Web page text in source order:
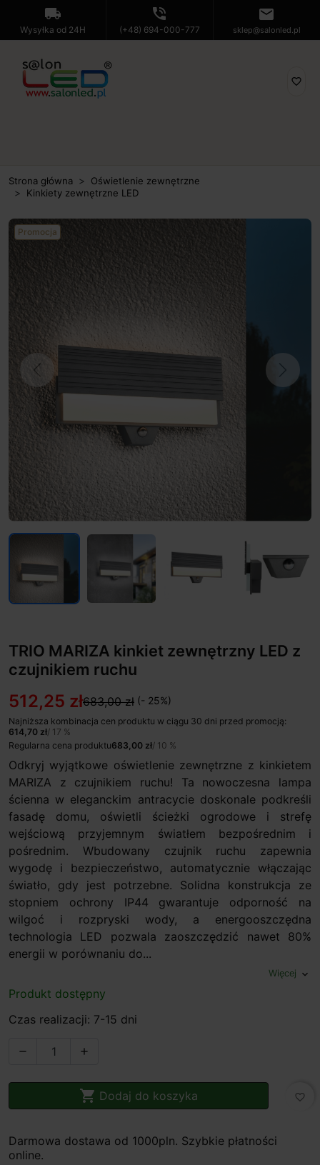
local_shipping
Wysyłka od 24H
phone_in_talk
(+48) 694-000-777
mail
sklep@salonled.pl
favorite_border
Strona główna
Oświetlenie zewnętrzne
Kinkiety zewnętrzne LED
Promocja
Previous Next
TRIO MARIZA kinkiet zewnętrzny LED z
czujnikiem ruchu
512,25 zł683,00 zł (- 25%)
Najniższa kombinacja cen produktu w ciągu 30 dni przed promocją:
614,70 zł/ 17 %
Regularna cena produktu683,00 zł/ 10 %
Odkryj wyjątkowe oświetlenie zewnętrzne z kinkietem
MARIZA z czujnikiem ruchu! Ta nowoczesna lampa
ścienna w eleganckim antracycie doskonale podkreśli
fasadę domu, oświetli ścieżki ogrodowe i strefę
wejściową przyjemnym światłem bezpośrednim i
pośrednim. Wbudowany czujnik ruchu zapewnia
wygodę i bezpieczeństwo, automatycznie włączając
światło, gdy jest potrzebne. Solidna konstrukcja ze
stopniem ochrony IP44 gwarantuje odporność na
wilgoć i rozpryski wody, a energooszczędna
technologia LED pozwala zaoszczędzić nawet 80%
energii w porównaniu do...
Więcej expand_more
Produkt dostępny
Czas realizacji: 7-15 dni
 
 Dodaj do koszyka favorite_border
Darmowa dostawa od 1000pln. Szybkie płatności
online.